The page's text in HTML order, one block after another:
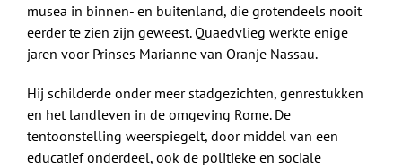
musea in binnen- en buitenland, die grotendeels nooit
eerder te zien zijn geweest. Quaedvlieg werkte enige
jaren voor Prinses Marianne van Oranje Nassau.
Hij schilderde onder meer stadgezichten, genrestukken
en het landleven in de omgeving Rome. De
tentoonstelling weerspiegelt, door middel van een
educatief onderdeel, ook de politieke en sociale